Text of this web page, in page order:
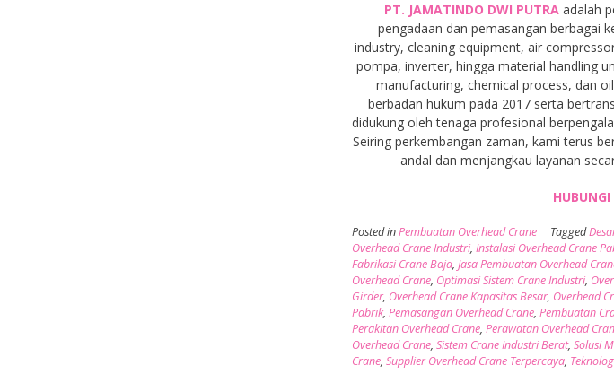
PT. JAMATINDO DWI PUTRAadalah
pengadaan dan pemasangan berbagai
industry, cleaning equipment, air
pompa, inverter, hingga material handling
manufacturing, chemical process, dan
berbadan hukum pada 2017 serta
didukung oleh tenaga profesional
Seiring perkembangan zaman, kami terus
andal dan menjangkau layanan
Posted inPembuatan Overhead Crane Tagged
Overhead Crane Industri,Instalasi Overhead Crane
Fabrikasi Crane Baja,Jasa Pembuatan Overhead
Overhead Crane, Optimasi Sistem Crane Industri,
Girder, Overhead Crane Kapasitas Besar, Overhead
Pabrik,Pemasangan Overhead Crane,Pembuatan
Perakitan Overhead Crane,Perawatan Overhead
Overhead Crane,Sistem Crane Industri Berat,Solusi
Crane,Supplier Overhead Crane Terpercaya,